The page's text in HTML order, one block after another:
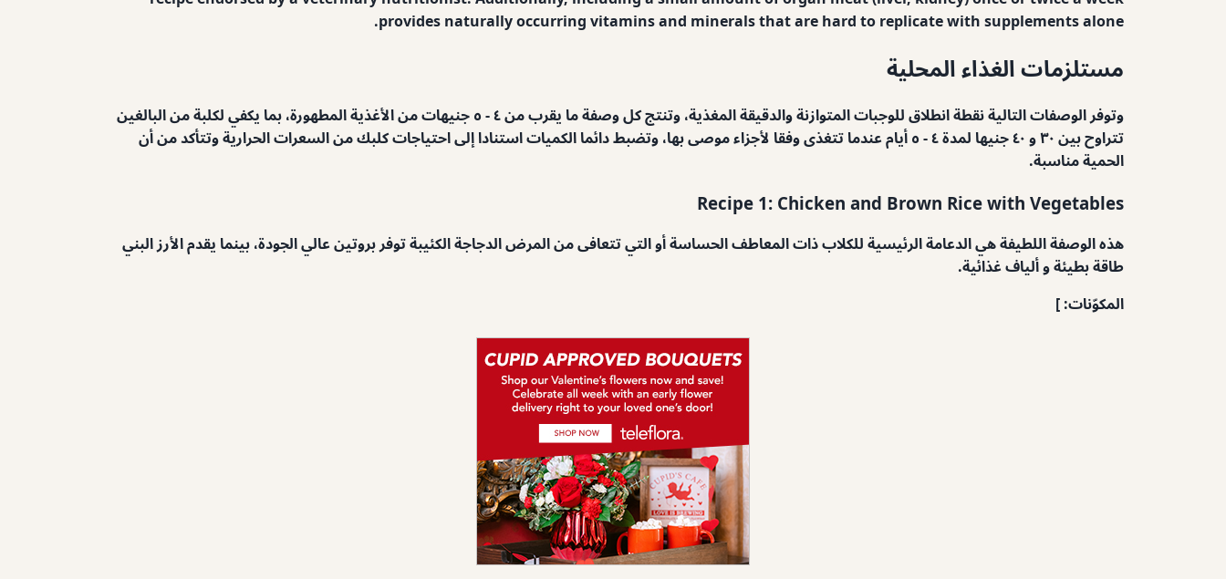
provides naturally occurring vitamins and minerals that are hard to replicate with supplements alone.
مستلزمات الغذاء المحلية
وتوفر الوصفات التالية نقطة انطلاق للوجبات المتوازنة والدقيقة المغذية، وتنتج كل وصفة ما يقرب من ٤ - ٥ جنيهات من الأغذية المطهورة، بما يكفي لكلبة من البالغين
تتراوح بين ٣٠ و ٤٠ جنيها لمدة ٤ - ٥ أيام عندما تتغذى وفقا لأجزاء موصى بها، وتضبط دائما الكميات استنادا إلى احتياجات كلبك من السعرات الحرارية وتتأكد من أن
الحمية مناسبة.
Recipe 1: Chicken and Brown Rice with Vegetables
هذه الوصفة اللطيفة هي الدعامة الرئيسية للكلاب ذات المعاطف الحساسة أو التي تتعافى من المرض الدجاجة الكئيبة توفر بروتين عالي الجودة، بينما يقدم الأرز البني
طاقة بطيئة و ألياف غذائية.
المكوّنات: ]